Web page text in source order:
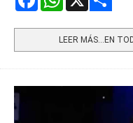
LEER MÁS…EN